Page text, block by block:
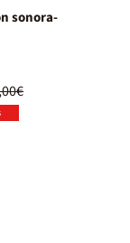
sonora-